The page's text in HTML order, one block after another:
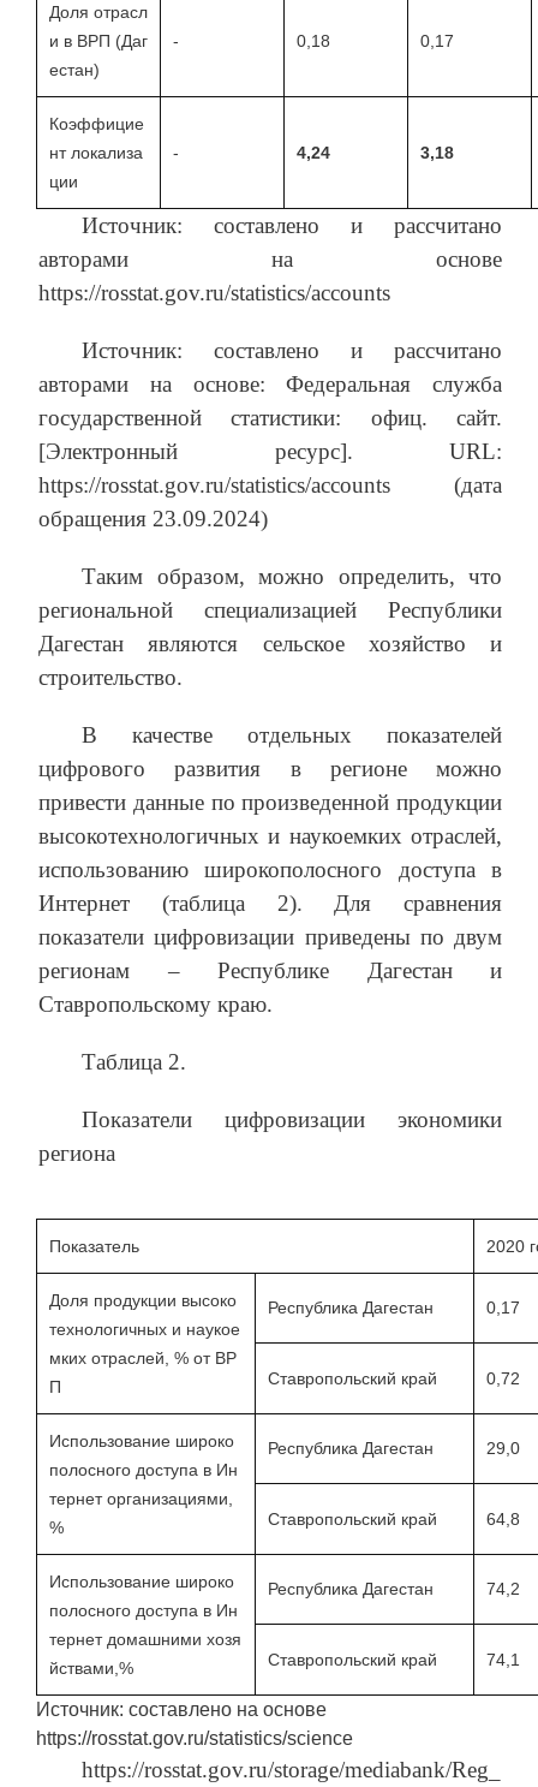
Доля отрасл
и в ВРП (Даг
естан)
- 0,18 0,17
Коэффицие
нт локализа
ции
- 4,24 3,18
Источник: составлено и рассчитано
авторами на основе
https://rosstat.gov.ru/statistics/accounts
Источник: составлено и рассчитано
авторами на основе: Федеральная служба
государственной статистики: офиц. сайт.
[Электронный ресурс]. URL:
https://rosstat.gov.ru/statistics/accounts (дата
обращения 23.09.2024)
Таким образом, можно определить, что
региональной специализацией Республики
Дагестан являются сельское хозяйство и
строительство.
В качестве отдельных показателей
цифрового развития в регионе можно
привести данные по произведенной продукции
высокотехнологичных и наукоемких отраслей,
использованию широкополосного доступа в
Интернет (таблица 2). Для сравнения
показатели цифровизации приведены по двум
регионам – Республике Дагестан и
Ставропольскому краю.
Таблица 2.
Показатели цифровизации экономики
региона
Показатель 2020
Доля продукции высоко
технологичных и наукое
мких отраслей, % от ВР
П
Республика Дагестан 0,17
Ставропольский край 0,72
Использование широко
полосного доступа в Ин
тернет организациями,
%
Республика Дагестан 29,0
Ставропольский край 64,8
Использование широко
полосного доступа в Ин
тернет домашними хозя
йствами,%
Республика Дагестан 74,2
Ставропольский край 74,1
Источник: составлено на основе
https://rosstat.gov.ru/statistics/science
https://rosstat.gov.ru/storage/mediabank/Reg_